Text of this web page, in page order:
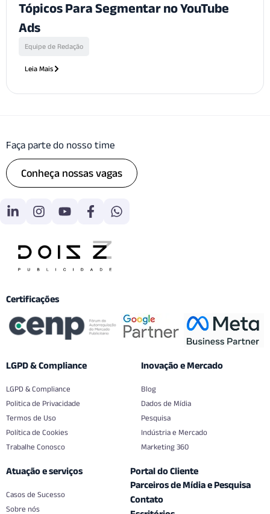
Tópicos Para Segmentar no YouTube
Ads
Equipe de Redação
Leia Mais
Faça parte do nosso time
Conheça nossas vagas
Certificações
LGPD & Compliance
LGPD & Compliance
Politica de Privacidade
Termos de Uso
Política de Cookies
Trabalhe Conosco
Inovação e Mercado
Blog
Dados de Mídia
Pesquisa
Indústria e Mercado
Marketing 360
Atuação e serviços
Casos de Sucesso
Sobre nós
Portal do Cliente
Parceiros de Mídia e Pesquisa
Contato